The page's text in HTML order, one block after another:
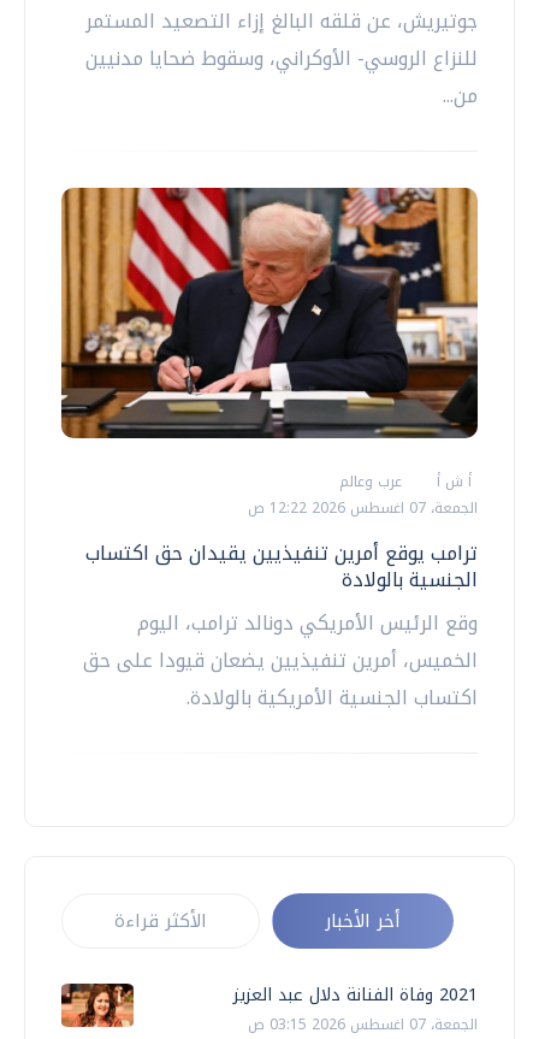
جوتيريش، عن قلقه البالغ إزاء التصعيد المستمر
للنزاع الروسي- الأوكراني، وسقوط ضحايا مدنيين
من...
أ ش أ
عرب وعالم
الجمعة، 07 اغسطس 2026 12:22 ص
ترامب يوقع أمرين تنفيذيين يقيدان حق اكتساب
الجنسية بالولادة
وقع الرئيس الأمريكي دونالد ترامب، اليوم
الخميس، أمرين تنفيذيين يضعان قيودا على حق
اكتساب الجنسية الأمريكية بالولادة.
أخر الأخبار الأكثر قراءة
2021 وفاة الفنانة دلال عبد العزيز
الجمعة، 07 اغسطس 2026 03:15 ص